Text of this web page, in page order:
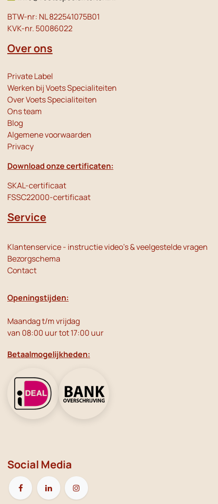
BTW-nr: NL 822541075B01
KVK-nr. 50086022
Over ons
Private Label
Werken bij Voets Specialiteiten
Over Voets Specialiteiten
Ons team
Blog
Algemene voorwaarden
Privacy
Download onze certificaten:
SKAL-certificaat
FSSC22000-certificaat
Service
Klantenservice - instructie video's & veelgestelde vragen
Bezorgschema
Contact
Openingstijden:
Maandag t/m vrijdag
van 08:00 uur tot 17:00 uur
Betaalmogelijkheden:
Social Media